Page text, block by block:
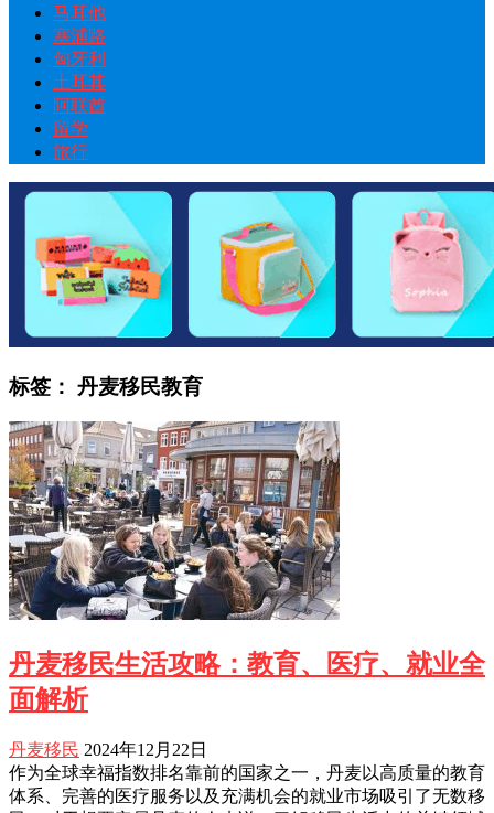
马耳他
塞浦路
匈牙利
土耳其
阿联酋
留学
旅行
标签： 丹麦移民教育
丹麦移民生活攻略：教育、医疗、就业全
面解析
丹麦移民 2024年12月22日
作为全球幸福指数排名靠前的国家之一，丹麦以高质量的教育
体系、完善的医疗服务以及充满机会的就业市场吸引了无数移